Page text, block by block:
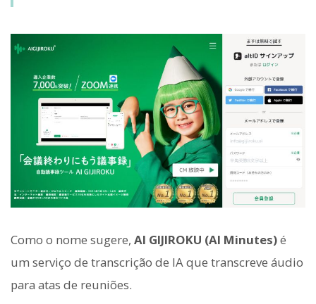
Como o nome sugere, AI GIJIROKU (AI Minutes)é
um serviço de transcrição de IA que transcreve áudio
para atas de reuniões.